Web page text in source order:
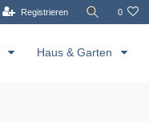
Registrieren 0
Haus & Garten